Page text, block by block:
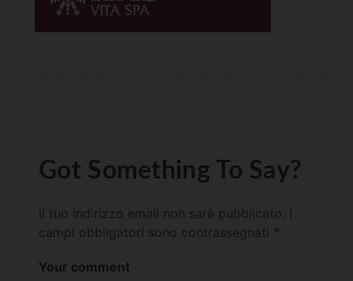
Got Something To Say?
Il tuo indirizzo email non sarà pubblicato.
campi obbligatori sono contrassegnati *
Your comment